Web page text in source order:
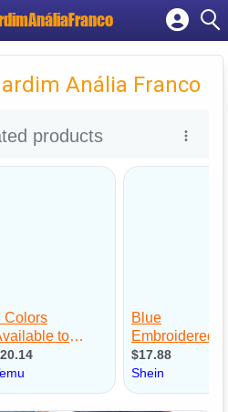
Cadastrar empresa
Criar contaAnália Franco